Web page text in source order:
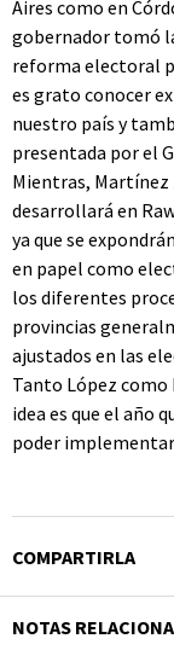
Aires como en
gobernador tomó
reforma electoral
es grato conocer
nuestro país y
presentada por el
Mientras, Martínez
desarrollará en
ya que se
en papel como
los diferentes
provincias
ajustados en las
Tanto López
idea es que el año
poder
COMPARTIRLA
NOTAS